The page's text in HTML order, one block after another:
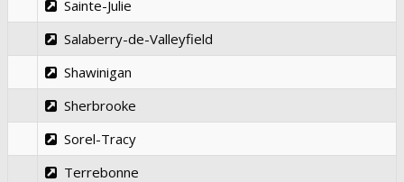
Sainte-Julie
Salaberry-de-Valleyfield
Shawinigan
Sherbrooke
Sorel-Tracy
Terrebonne